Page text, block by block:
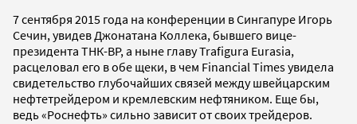
7 сентября 2015 года на конференции в Сингапуре Игорь
Сечин, увидев Джонатана Коллека, бывшего вице-
президента ТНК-ВР, а ныне главу Trafigura Eurasia,
расцеловал его в обе щеки, в чем Financial Times увидела
свидетельство глубочайших связей между швейцарским
нефтетрейдером и кремлевским нефтяником. Еще бы,
ведь «Роснефть» сильно зависит от своих трейдеров.